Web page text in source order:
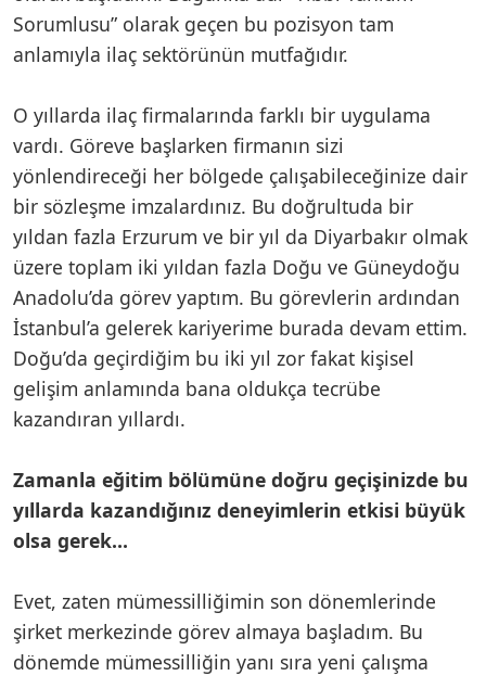
Sorumlusu” olarak geçen bu pozisyon tam
anlamıyla ilaç sektörünün mutfağıdır.
O yıllarda ilaç firmalarında farklı bir uygulama
vardı. Göreve başlarken firmanın sizi
yönlendireceği her bölgede çalışabileceğinize dair
bir sözleşme imzalardınız. Bu doğrultuda bir
yıldan fazla Erzurum ve bir yıl da Diyarbakır olmak
üzere toplam iki yıldan fazla Doğu ve Güneydoğu
Anadolu’da görev yaptım. Bu görevlerin ardından
İstanbul’a gelerek kariyerime burada devam ettim.
Doğu’da geçirdiğim bu iki yıl zor fakat kişisel
gelişim anlamında bana oldukça tecrübe
kazandıran yıllardı.
Zamanla eğitim bölümüne doğru geçişinizde bu
yıllarda kazandığınız deneyimlerin etkisi büyük
olsa gerek…
Evet, zaten mümessilliğimin son dönemlerinde
şirket merkezinde görev almaya başladım. Bu
dönemde mümessilliğin yanı sıra yeni çalışma